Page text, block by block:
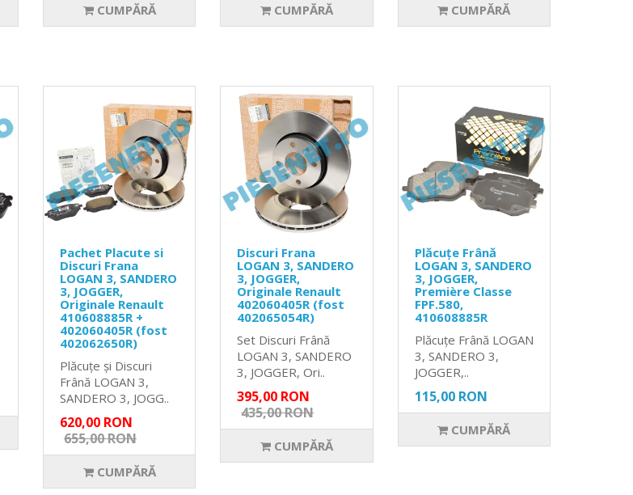
CUMPĂRĂ CUMPĂRĂ CUMPĂRĂ
Pachet Placute si
Discuri Frana
LOGAN 3, SANDERO
3, JOGGER,
Originale Renault
410608885R +
402060405R (fost
402062650R)
Plăcuțe și Discuri
Frână LOGAN 3,
SANDERO 3, JOGG..
620,00 RON
655,00 RON
CUMPĂRĂ
Discuri Frana
LOGAN 3, SANDERO
3, JOGGER,
Originale Renault
402060405R (fost
402065054R)
Set Discuri Frână
LOGAN 3, SANDERO
3, JOGGER, Ori..
395,00 RON
435,00 RON
CUMPĂRĂ
Plăcuțe Frână
LOGAN 3, SANDERO
3, JOGGER,
Première Classe
FPF.580,
410608885R
Plăcuțe Frână LOGAN
3, SANDERO 3,
JOGGER,..
115,00 RON
CUMPĂRĂ